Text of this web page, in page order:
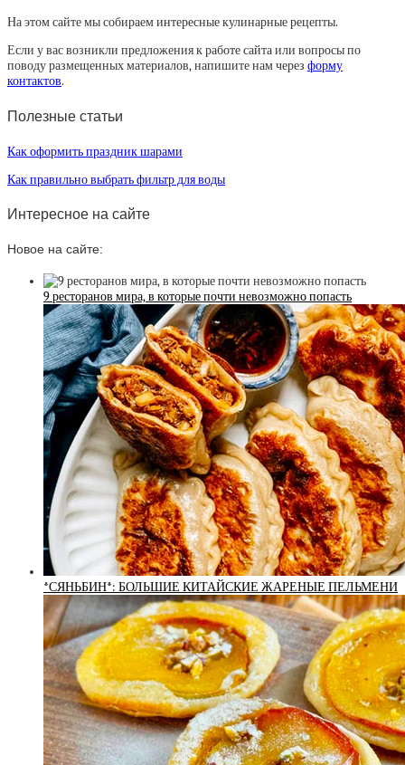
На этом сайте мы собираем интересные кулинарные рецепты.
Если у вас возникли предложения к работе сайта или вопросы по
поводу размещенных материалов, напишите нам через форму
контактов.
Полезные статьи
Как оформить праздник шарами
Как правильно выбрать фильтр для воды
Интересное на сайте
Новое на сайте:
9 ресторанов мира, в которые почти невозможно попасть
*СЯНЬБИН*: БОЛЬШИЕ КИТАЙСКИЕ ЖАРЕНЫЕ ПЕЛЬМЕНИ